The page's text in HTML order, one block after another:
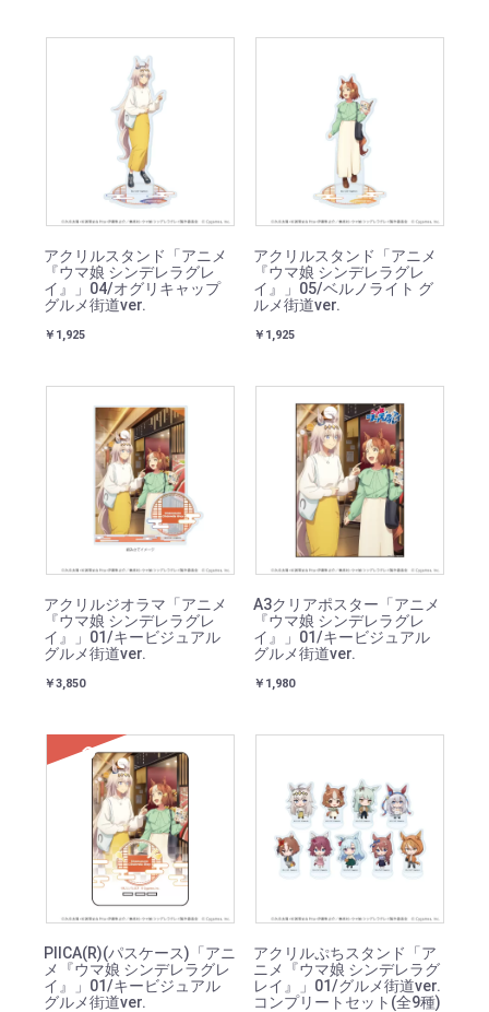
アクリルスタンド「アニメ
『ウマ娘 シンデレラグレ
イ』」04/オグリキャップ
グルメ街道ver.
￥1,925
アクリルスタンド「アニメ
『ウマ娘 シンデレラグレ
イ』」05/ベルノライト グ
ルメ街道ver.
￥1,925
アクリルジオラマ「アニメ
『ウマ娘 シンデレラグレ
イ』」01/キービジュアル
グルメ街道ver.
￥3,850
A3クリアポスター「アニメ
『ウマ娘 シンデレラグレ
イ』」01/キービジュアル
グルメ街道ver.
￥1,980
SOLD
PIICA(R)(パスケース)「アニ
メ『ウマ娘 シンデレラグレ
イ』」01/キービジュアル
グルメ街道ver.
アクリルぷちスタンド「ア
ニメ『ウマ娘 シンデレラグ
レイ』」01/グルメ街道ver.
コンプリートセット(全9種)